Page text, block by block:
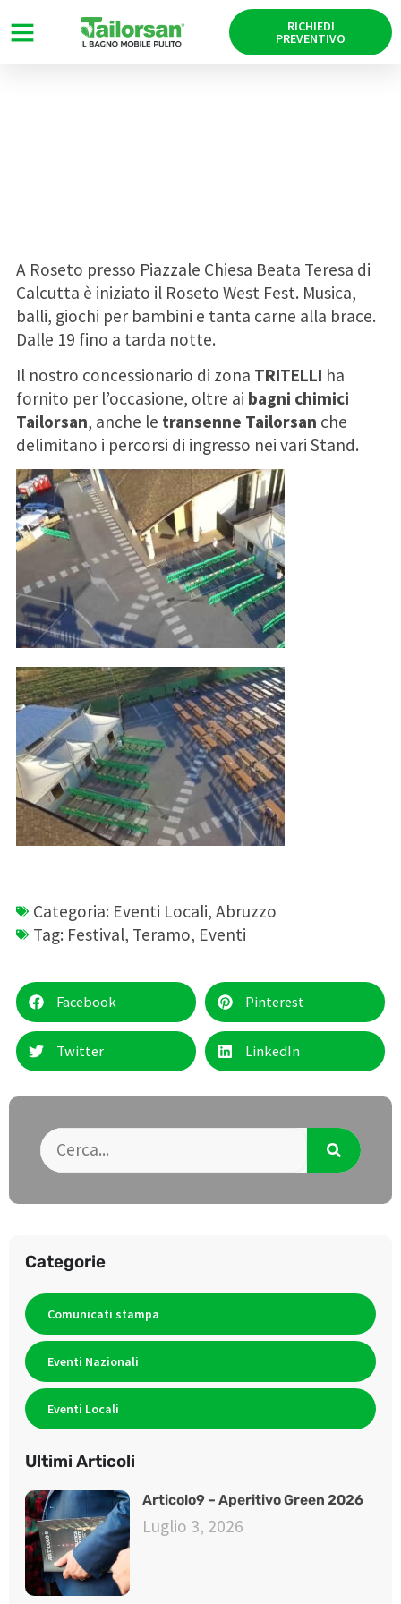
RICHIEDI
PREVENTIVO
A Roseto presso Piazzale Chiesa Beata Teresa di
Calcutta è iniziato il Roseto West Fest. Musica,
balli, giochi per bambini e tanta carne alla brace.
Dalle 19 fino a tarda notte.
Il nostro concessionario di zona TRITELLI ha
fornito per l’occasione, oltre ai bagni chimici
Tailorsan, anche le transenne Tailorsan che
delimitano i percorsi di ingresso nei vari Stand.
Categoria: Eventi Locali, Abruzzo
Tag: Festival, Teramo, Eventi
Facebook Pinterest
Twitter LinkedIn
Categorie
Comunicati stampa
Eventi Nazionali
Eventi Locali
Ultimi Articoli
Articolo9 – Aperitivo Green 2026
Luglio 3, 2026